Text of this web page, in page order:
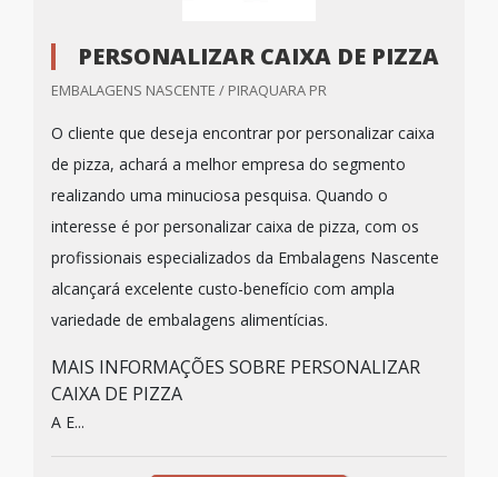
PERSONALIZAR CAIXA DE PIZZA
EMBALAGENS NASCENTE / PIRAQUARA PR
O cliente que deseja encontrar por personalizar caixa
de pizza, achará a melhor empresa do segmento
realizando uma minuciosa pesquisa. Quando o
interesse é por personalizar caixa de pizza, com os
profissionais especializados da Embalagens Nascente
alcançará excelente custo-benefício com ampla
variedade de embalagens alimentícias.
MAIS INFORMAÇÕES SOBRE PERSONALIZAR
CAIXA DE PIZZA
A E...